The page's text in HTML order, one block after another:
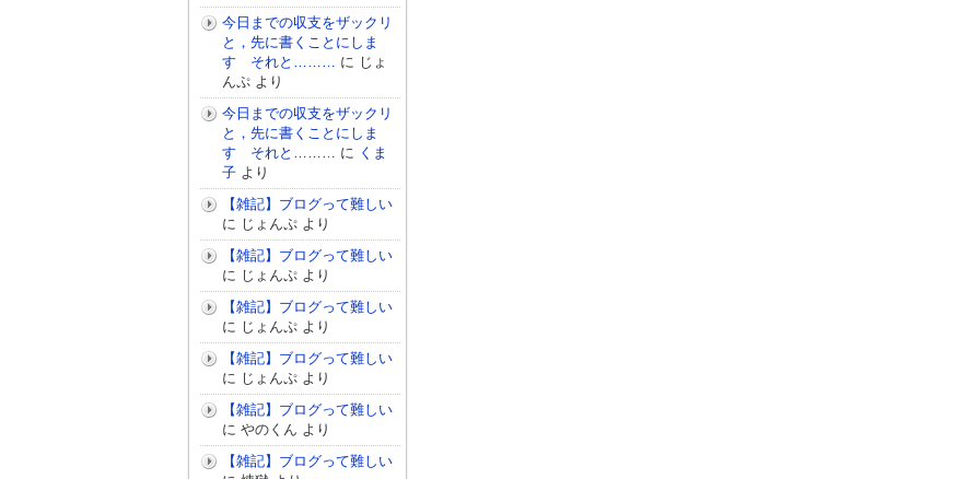
今日までの収支をザックリ
と，先に書くことにしま
す それと……… に じょ
んぷ より
今日までの収支をザックリ
と，先に書くことにしま
す それと……… に くま
子 より
【雑記】ブログって難しい
に じょんぷ より
【雑記】ブログって難しい
に じょんぷ より
【雑記】ブログって難しい
に じょんぷ より
【雑記】ブログって難しい
に じょんぷ より
【雑記】ブログって難しい
に やのくん より
【雑記】ブログって難しい